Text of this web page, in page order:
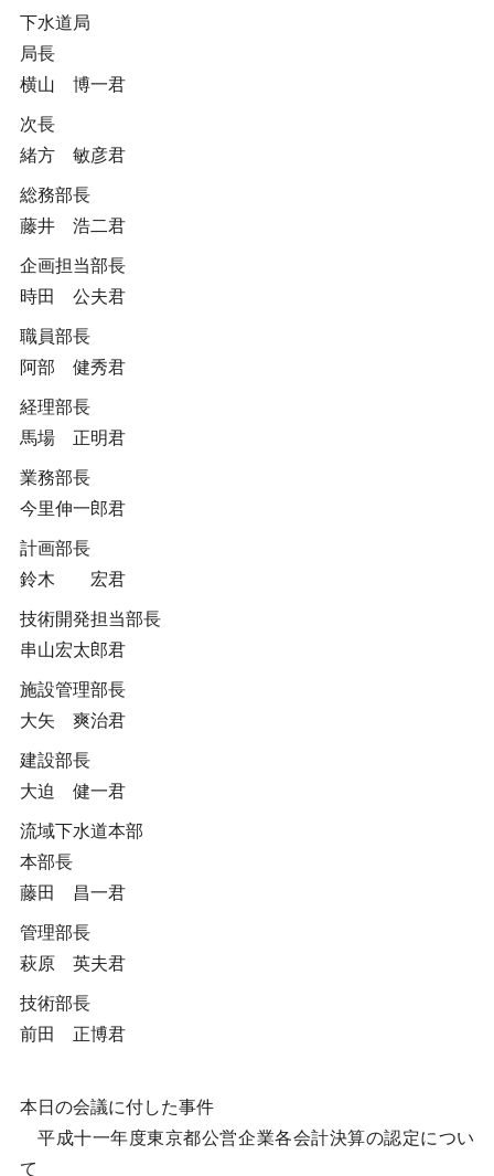
下水道局
局長
横山 博一君
次長
緒方 敏彦君
総務部長
藤井 浩二君
企画担当部長
時田 公夫君
職員部長
阿部 健秀君
経理部長
馬場 正明君
業務部長
今里伸一郎君
計画部長
鈴木 宏君
技術開発担当部長
串山宏太郎君
施設管理部長
大矢 爽治君
建設部長
大迫 健一君
流域下水道本部
本部長
藤田 昌一君
管理部長
萩原 英夫君
技術部長
前田 正博君
本日の会議に付した事件
平成十一年度東京都公営企業各会計決算の認定につい
て